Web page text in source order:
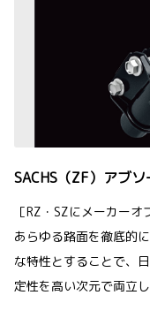
SACHS（ZF）アブ
［RZ・SZにメーカーオ
あらゆる路面を徹底的
な特性とすることで、
定性を高い次元で両立し